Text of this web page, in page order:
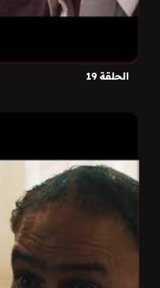
الحلقة 19